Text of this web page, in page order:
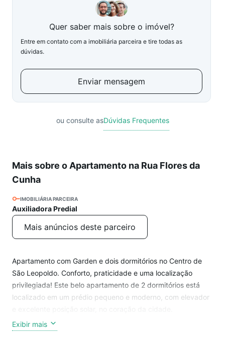
Quer saber mais sobre o imóvel?
Entre em contato com a imobiliária parceira e tire todas as
dúvidas.
Enviar mensagem
ou consulte asDúvidas Frequentes
Mais sobre o Apartamento na Rua Flores da
Cunha
IMOBILIÁRIA PARCEIRA
Auxiliadora Predial
Mais anúncios deste parceiro
Apartamento com Garden e dois dormitórios no Centro de
São Leopoldo. Conforto, praticidade e uma localização
privilegiada! Este belo apartamento de 2 dormitórios está
localizado em um prédio pequeno e moderno, com elevador
Destaques do imóvel:
Exibir mais